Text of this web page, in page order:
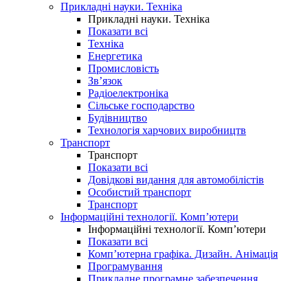
Прикладні науки. Техніка
Прикладні науки. Техніка
Показати всі
Техніка
Енергетика
Промисловість
Зв’язок
Радіоелектроніка
Сільське господарство
Будівництво
Технологія харчових виробництв
Транспорт
Транспорт
Показати всі
Довідкові видання для автомобілістів
Особистий транспорт
Транспорт
Інформаційні технології. Комп’ютери
Інформаційні технології. Комп’ютери
Показати всі
Комп’ютерна графіка. Дизайн. Анімація
Програмування
Прикладне програмне забезпечення